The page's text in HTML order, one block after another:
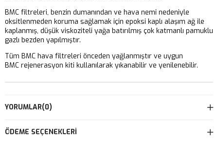
BMC filtreleri, benzin dumanından ve hava nemi nedeniyle
oksitlenmeden koruma sağlamak için epoksi kaplı alaşım ağ ile
kaplanmış, düşük viskoziteli yağa batırılmış çok katmanlı pamuklu
gazlı bezden yapılmıştır.
Tüm BMC hava filtreleri önceden yağlanmıştır ve uygun
BMC rejenerasyon kiti kullanılarak yıkanabilir ve yenilenebilir.
YORUMLAR(0)
ÖDEME SEÇENEKLERI